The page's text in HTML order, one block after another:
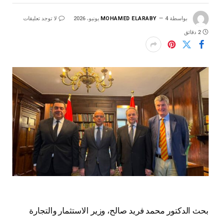
بواسطة MOHAMED ELARABY 4 يونيو، 2026 لا توجد تعليقات
2 دقائق
بحث الدكتور محمد فريد صالح، وزير الاستثمار والتجارة